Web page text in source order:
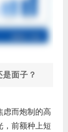
面子？
虑而炮制的高
，前额种上短